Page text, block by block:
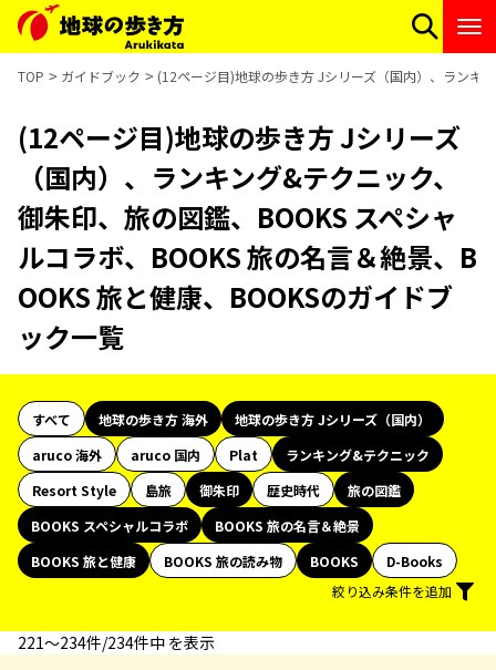
TOP ガイドブック (12ページ目)地球の歩き方 Jシリーズ（国内）、ランキ
(12ページ目)地球の歩き方 Jシリーズ
（国内）、ランキング&テクニック、
御朱印、旅の図鑑、BOOKS スペシャ
ルコラボ、BOOKS 旅の名言＆絶景、B
OOKS 旅と健康、BOOKSのガイドブ
ック一覧
すべて 地球の歩き方 海外
地球の歩き方 Jシリーズ（国内）
aruco 海外
aruco 国内 Plat
ランキング&テクニック
Resort Style
島旅 御朱印 歴史時代
旅の図鑑
BOOKS スペシャルコラボ
BOOKS 旅の名言＆絶景
BOOKS 旅と健康
BOOKS 旅の読み物 BOOKS
D-Books
絞り込み条件を追加
221〜234件/234件中 を表示